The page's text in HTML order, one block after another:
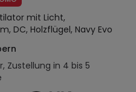
mit Licht,
DC, Holzflügel, Navy Evo
Zustellung in 4 bis 5